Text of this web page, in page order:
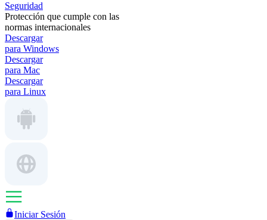
Seguridad
Protección que cumple con las
normas internacionales
Descargar
para Windows
Descargar
para Mac
Descargar
para Linux
Iniciar Sesión